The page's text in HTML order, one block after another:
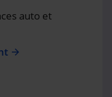
auto et
arrow_forward